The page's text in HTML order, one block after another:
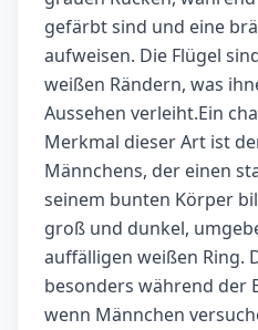
gefärbt sind und eine
aufweisen. Die Flügel
weißen Rändern, was
Aussehen verleiht.Ein
Merkmal dieser Art ist
Männchens, der einen
seinem bunten Körper
groß und dunkel,
auffälligen weißen Ring.
besonders während der
wenn Männchen